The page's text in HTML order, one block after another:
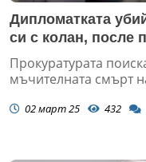
Дипломатката
си с колан, после
Прокуратурата
мъчителната смърт
02 март 25 432